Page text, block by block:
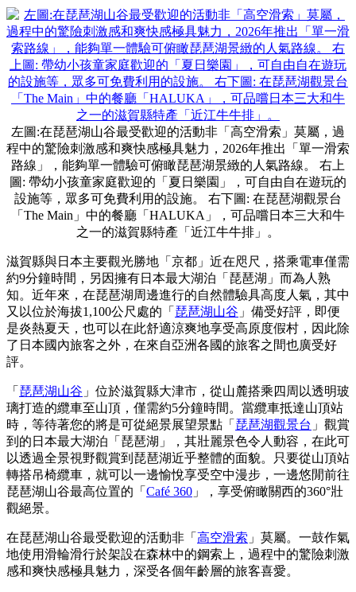
左圖:在琵琶湖山谷最受歡迎的活動非「高空滑索」莫屬，過
程中的驚險刺激感和爽快感極具魅力，2026年推出「單一滑索
路線」，能夠單一體驗可俯瞰琵琶湖景緻的人氣路線。 右上
圖: 帶幼小孩童家庭歡迎的「夏日樂園」，可自由自在遊玩的
設施等，眾多可免費利用的設施。 右下圖: 在琵琶湖觀景台
「The Main」中的餐廳「HALUKA」，可品嚐日本三大和牛
之一的滋賀縣特產「近江牛牛排」。
滋賀縣與日本主要觀光勝地「京都」近在咫尺，搭乘電車僅需
約9分鐘時間，另因擁有日本最大湖泊「琵琶湖」而為人熟
知。近年來，在琵琶湖周邊進行的自然體驗具高度人氣，其中
又以位於海拔1,100公尺處的「 琵琶湖山谷 」備受好評，即便
是炎熱夏天，也可以在此舒適涼爽地享受高原度假村，因此除
了日本國內旅客之外，在來自亞洲各國的旅客之間也廣受好
評。
「 琵琶湖山谷 」位於滋賀縣大津市，從山麓搭乘四周以透明玻
璃打造的纜車至山頂，僅需約5分鐘時間。當纜車抵達山頂站
時，等待著您的將是可從絕景展望景點「 琵琶湖觀景台 」觀賞
到的日本最大湖泊「琵琶湖」，其壯麗景色令人動容，在此可
以透過全景視野觀賞到琵琶湖近乎整體的面貌。只要從山頂站
轉搭吊椅纜車，就可以一邊愉悅享受空中漫步，一邊悠閒前往
琵琶湖山谷最高位置的「 Café 360 」，享受俯瞰關西的360°壯
觀絕景。
在琵琶湖山谷最受歡迎的活動非「 高空滑索 」莫屬。一鼓作氣
地使用滑輪滑行於架設在森林中的鋼索上，過程中的驚險刺激
感和爽快感極具魅力，深受各個年齡層的旅客喜愛。